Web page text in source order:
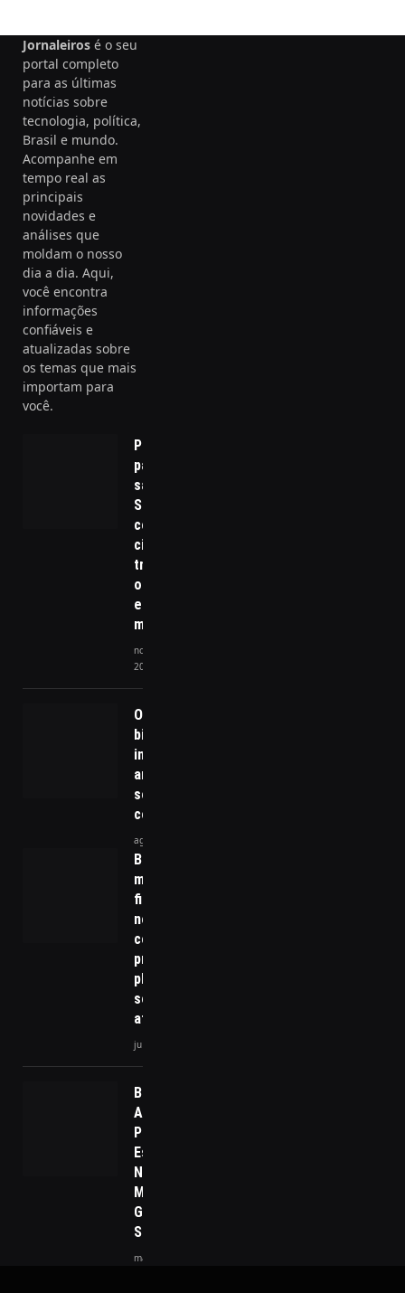
Jornaleiros é o seu
portal completo
para as últimas
notícias sobre
tecnologia, política,
Brasil e mundo.
Acompanhe em
tempo real as
principais
novidades e
análises que
moldam o nosso
dia a dia. Aqui,
você encontra
informações
confiáveis e
atualizadas sobre
os temas que mais
importam para
você.
Pedale
para a
saúde:
Saiba
como o
ciclismo
transforma
o bem-
estar
masculino
novembro 27,
2024
O futuro das
bicicletas:
inteligência
artificial,
sensores e
conectividade
agosto 4, 2026
Brasil
mantém
firmeza nas
negociações
com EUA e
prepara
plano para
setores
afetados
julho 21, 2025
Brasil
Assume
Papel
Estratégico
No
Mercado
Global De
Soja
março 10, 2026